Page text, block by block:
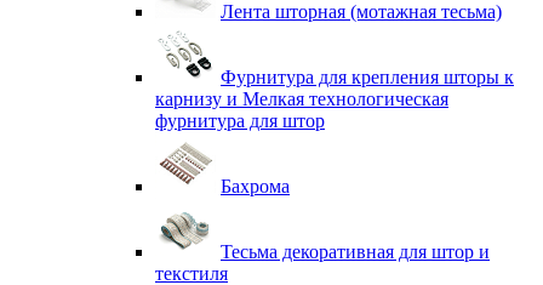
Лента шторная (мотажная тесьма)
Фурнитура для крепления шторы к
карнизу и Мелкая технологическая
фурнитура для штор
Бахрома
Тесьма декоративная для штор и
текстиля